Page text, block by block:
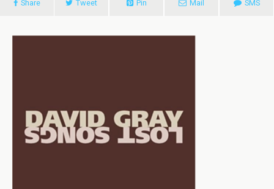
Share Tweet Pin Mail SMS